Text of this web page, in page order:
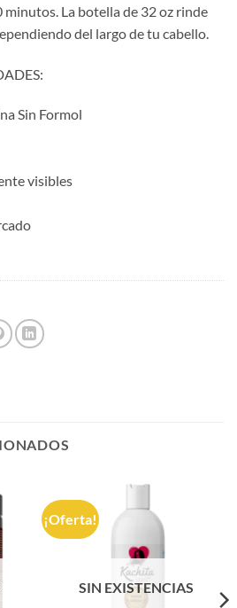
La botella de 32 oz rinde
del largo de tu cabello.
Sin Formol
visibles
¡Oferta!
SIN EXISTENCIAS